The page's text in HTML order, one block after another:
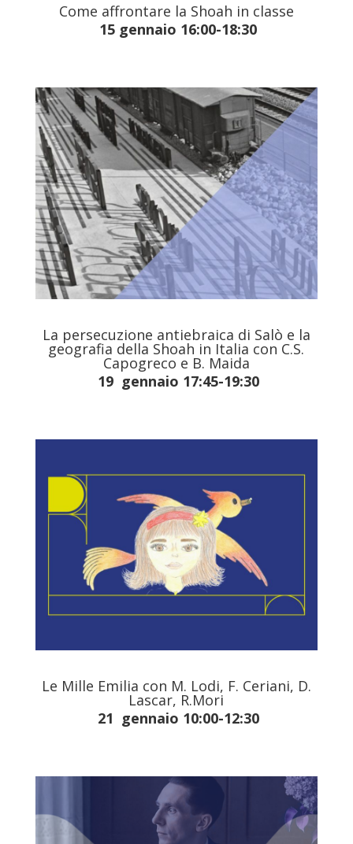
Come affrontare la Shoah in classe
15 gennaio 16:00-18:30
La persecuzione antiebraica di Salò e la
geografia della Shoah in Italia con C.S.
Capogreco e B. Maida
19 gennaio 17:45-19:30
Le Mille Emilia con M. Lodi, F. Ceriani, D.
Lascar, R.Mori
21 gennaio 10:00-12:30